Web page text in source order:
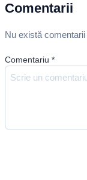
Comentarii
Nu există
Comentariu *